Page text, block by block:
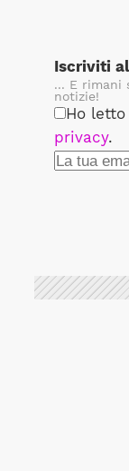
Iscriviti
... E rimani
notizie!
Ho
privacy.